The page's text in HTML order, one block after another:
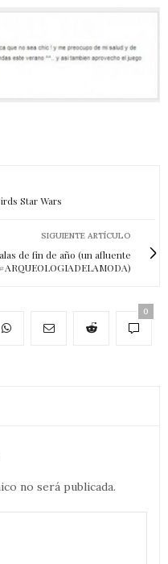
Star Wars
SIGUIENTE ARTÍCULO
de fin de año (un afluente
0
no será publicada.